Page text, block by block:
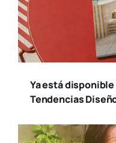
Ya está
Tendencias